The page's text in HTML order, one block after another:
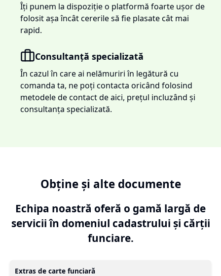
Îți punem la dispoziție o platformă foarte ușor de
folosit așa încât cererile să fie plasate cât mai
rapid.
Consultanță specializată
În cazul în care ai nelămuriri în legătură cu
comanda ta, ne poți contacta oricând folosind
metodele de contact de aici, prețul incluzând și
consultanța specializată.
Obține și alte documente
Echipa noastră oferă o gamă largă de
servicii în domeniul cadastrului și cărții
funciare.
Extras de carte funciară